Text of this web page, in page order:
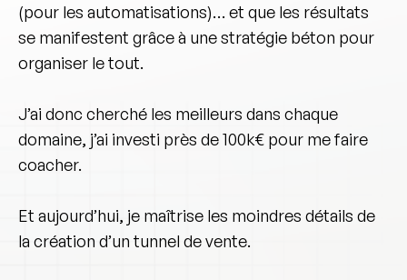
(pour les automatisations)… et que les résultats
se manifestent grâce à unestratégie béton pour
organiser le tout.
J’ai donc cherché les meilleurs dans chaque
domaine, j’ai investi près de 100k€ pour me faire
coacher.
Et aujourd’hui, je maîtrise les moindres détails de
la création d’un tunnel de vente.